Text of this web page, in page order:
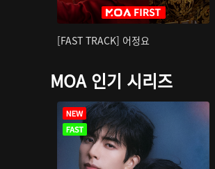
[FAST TRACK] 어정요
MOA 인기 시리즈